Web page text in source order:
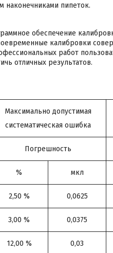
наконечниками пипеток.
обеспечение
калибровки
работ
отличных результатов.
Максимально допустимая
систематическая ошибка
Погрешность
% мкл
2,50 % 0,0625
3,00 % 0,0375
12,00 % 0,03